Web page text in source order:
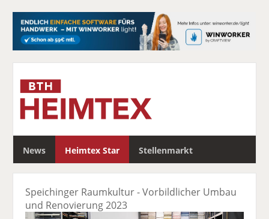
News Heimtex Star Stellenmarkt
c
Speichinger Raumkultur - Vorbildlicher Umbau
und Renovierung 2023